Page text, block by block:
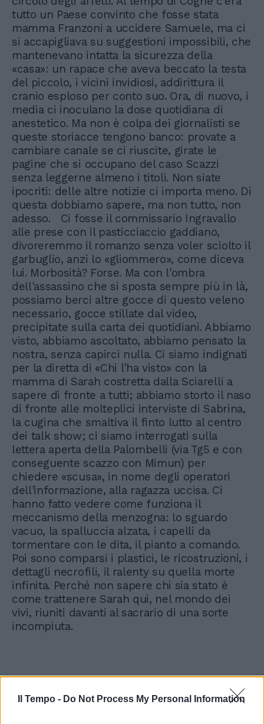
Il Tempo - Do Not Process My Personal Information
tutto un Paese convinto che fosse stata
mamma Franzoni a uccidere Samuele, ma ci
si accapigliava su suggestioni impossibili, che
mantenevano intatta la sicurezza della
«casa»: un rapace che aveva beccato la testa
del piccolo, i vicini invidiosi, addirittura il
cranio esploso per conto suo. Ora, di nuovo, i
media ci inoculano la dose quotidiana di
anestetico. Ma non è colpa dei giornalisti se
queste storiacce tengono banco: provate a
cambiare canale se ci riuscite, girate le
pagine che si occupano del caso Scazzi
senza leggerne almeno i titoli. Non siate
ipocriti: delle altre notizie ci importa meno. Di
questa dobbiamo sapere, ma non tutto, non
adesso. Ci fosse il commissario Ingravallo
alle prese con il pasticciaccio gaddiano,
divoreremmo il romanzo senza voler sciolto il
garbuglio, anzi lo «gliommero», come diceva
lui. Morbosità? Forse. Ma con l'ombra
dell'assassino che si sposta sempre più in là,
possiamo berci altre gocce di questo veleno
necessario, gocce stillate dal video,
precipitate sulla carta dei quotidiani. Abbiamo
visto, abbiamo ascoltato, abbiamo pensato la
nostra, senza capirci nulla. Ci siamo indignati
per la diretta di «Chi l'ha visto» con la
mamma di Sarah costretta dalla Sciarelli a
sapere di fronte a tutti; abbiamo storto il naso
di fronte alle molteplici interviste di Sabrina,
la cugina che smaltiva il finto lutto al centro
dei talk show; ci siamo interrogati sulla
lettera aperta della Palombelli (via Tg5 e con
conseguente scazzo con Mimun) per
chiedere «scusa», in nome degli operatori
dell'informazione, alla ragazza uccisa. Ci
hanno fatto vedere come funziona il
meccanismo della menzogna: lo sguardo
vacuo, la spalluccia alzata, i capelli da
tormentare con le dita, il pianto a comando.
Poi sono comparsi i plastici, le ricostruzioni, i
dettagli necrofili, il ralenty su quella morte
infinita. Perché non sapere chi sia stato è
come trattenere Sarah qui, nel mondo dei
vivi, riuniti davanti al sacrario di una sorte
incompiuta.